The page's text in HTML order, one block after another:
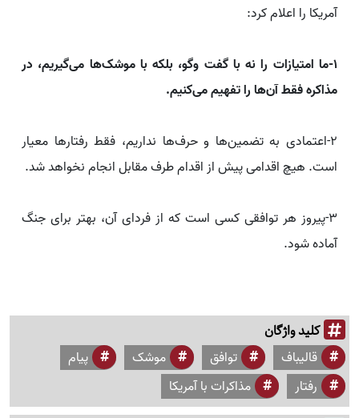
آمریکا را اعلام کرد:
۱-ما امتیازات را نه با گفت وگو، بلکه با موشک‌‌ها می‌گیریم، در
مذاکره فقط آن‌ها را تفهیم می‌کنیم.
۲-اعتمادی به تضمین‌ها و حرف‌ها نداریم، فقط رفتارها معیار
است. هیچ اقدامی پیش از اقدام طرف مقابل انجام نخواهد شد.
۳-پیروز هر توافقی کسی است که از فردای آن، بهتر برای جنگ
آماده شود.
کلید واژگان
قالیباف توافق موشک
پیام
رفتار
مذاکرات با آمریکا